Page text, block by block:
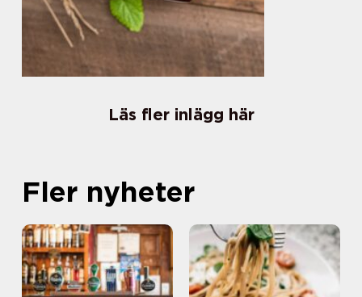
Läs fler inlägg här
Fler nyheter